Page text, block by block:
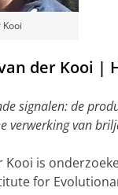
der Kooi |
signalen: de
verwerking van
Kooi is
for